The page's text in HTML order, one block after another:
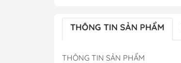
THÔNG TIN SẢN PHẨM
THÔNG TIN SẢN PHẨM